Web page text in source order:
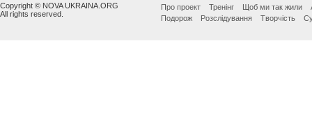
Copyright © NOVA UKRAINA.ORG
All rights reserved.
Про проект Тренінг Щоб ми так жили
Подорож
Розслідування Творчість